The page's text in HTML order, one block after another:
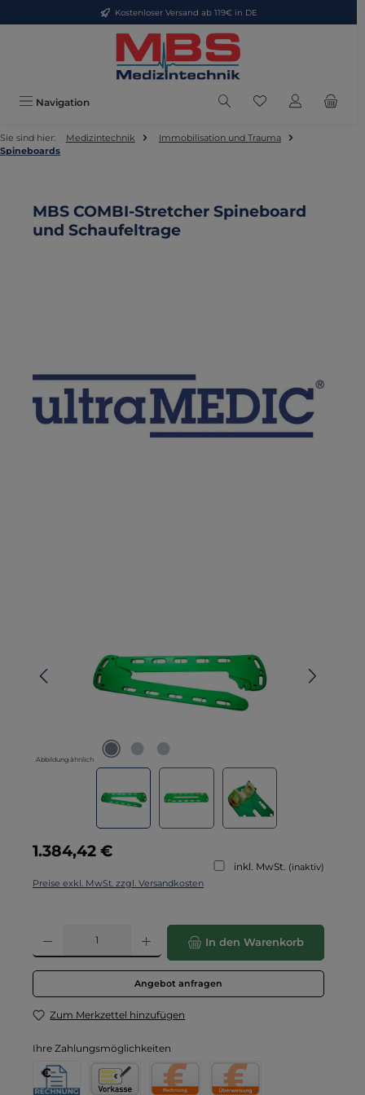
Zum Hauptinhalt springenKostenloser Versand ab 119€ in DE
Navigation Du hast 0
Sie sind hier: Medizintechnik
Immobilisation und Trauma
Spineboards
MBS COMBI-Stretcher Spineboard
und Schaufeltrage
Abbildung ähnlich
Regulärer Preis:
1.384,42 €
inkl. MwSt. (inaktiv)
Preise exkl. MwSt. zzgl. Versandkosten
Produkt Anzahl: Gib den gewünschten Wert ein oder benutze die
In den Warenkorb
Angebot anfragen
Zum Merkzettel hinzufügen
Ihre Zahlungsmöglichkeiten